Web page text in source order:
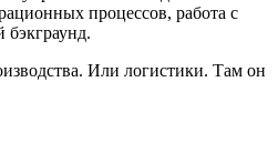
процессов, работа с
бэкграунд.
Или логистики. Там он